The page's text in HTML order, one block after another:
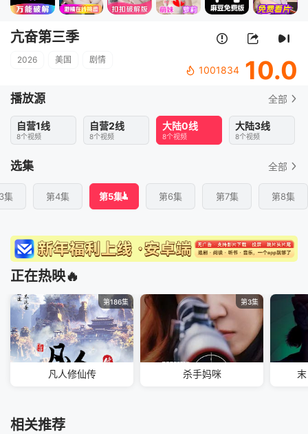
亢奋第三季
2026 美国 剧情
1001834 10.0
播放源 全部
自营1线
8个视频
自营2线
8个视频
大陆0线
8个视频
大陆3线
8个视频
选集 全部
集 第4集 第5集 第6集 第7集 第8集
正在热映🔥
第186集
凡人修仙传
第3集
杀手妈咪
相关推荐